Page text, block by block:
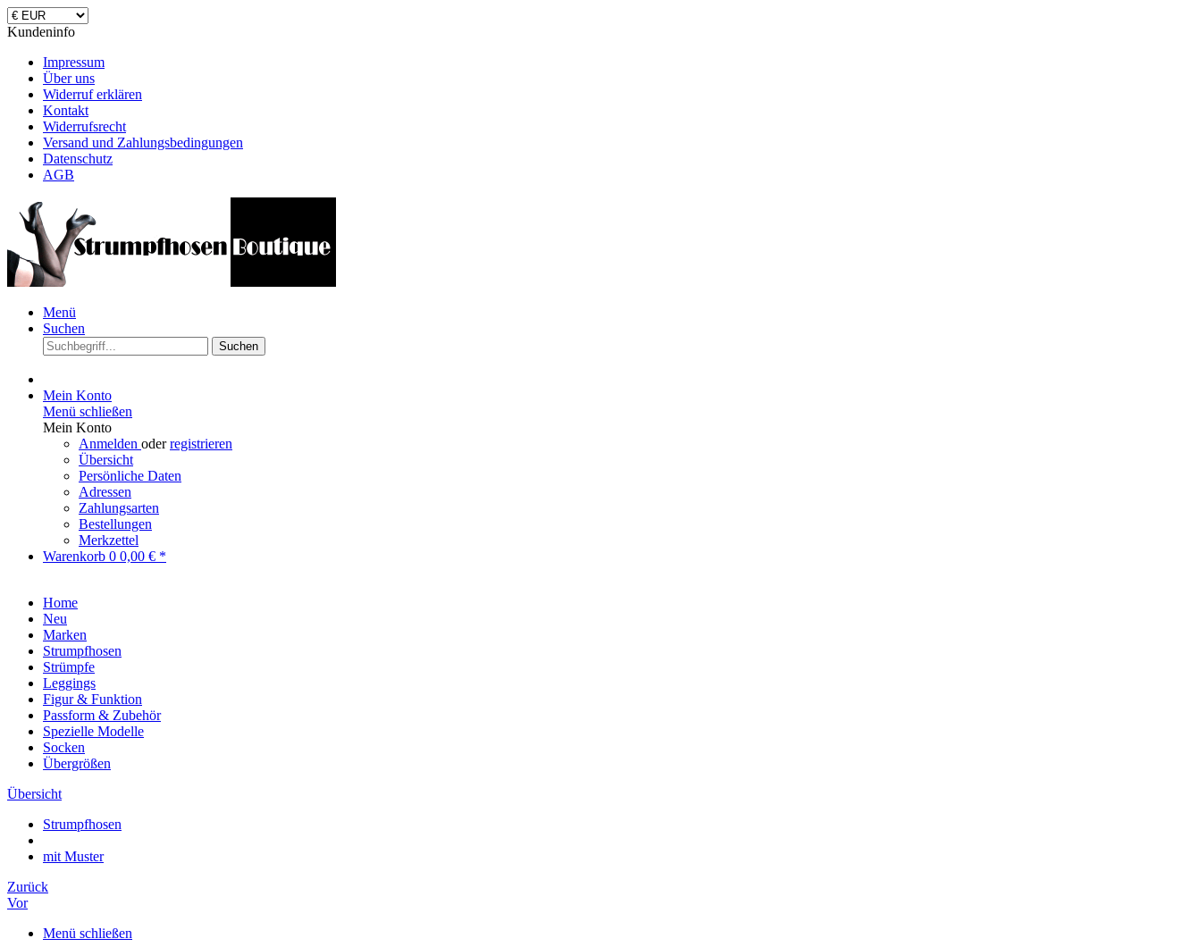
Kundeninfo
Impressum
Über uns
Widerruf erklären
Kontakt
Widerrufsrecht
Versand und Zahlungsbedingungen
Datenschutz
AGB
Menü
Suchen
Suchen
Mein Konto
Menü schließen
Mein Konto
Anmelden oderregistrieren
Übersicht
Persönliche Daten
Adressen
Zahlungsarten
Bestellungen
Merkzettel
Warenkorb 0 0,00 € *
Home
Neu
Marken
Strumpfhosen
Strümpfe
Leggings
Figur & Funktion
Passform & Zubehör
Spezielle Modelle
Socken
Übergrößen
Übersicht
Strumpfhosen
mit Muster
Zurück
Vor
Menü schließen